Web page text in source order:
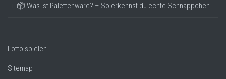
📦 Was ist Palettenware? – So erkennst du echte Schnäppchen
Lotto spielen
Sitemap